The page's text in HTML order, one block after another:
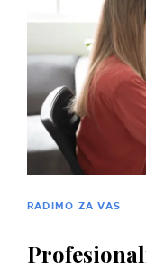
RADIMO ZA VAS